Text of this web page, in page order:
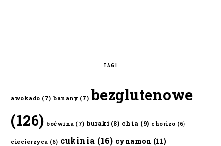
TAGI
awokado (7) banany (7) bezglutenowe
(126) boćwina (7) buraki (8) chia (9) chorizo (6)
ciecierzyca (6) cukinia (16) cynamon (11)